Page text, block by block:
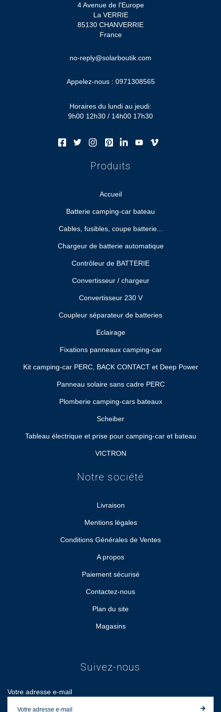
4 Avenue de l'Europe
La VERRIE
85130 CHANVERRIE
France
no-reply@solarboutik.com
Appelez-nous : 0971308565
Horaires du lundi au jeudi:
9h00 12h30 / 14h00 17h30
Produits
Accueil
Batterie camping-car bateau
Cables, fusibles, coupe batterie...
Chargeur de batterie automatique
Contrôleur de BATTERIE
Convertisseur / chargeur
Convertisseur 230 V
Coupleur séparateur de batteries
Eclairage
Fixations panneaux camping-car
Kit camping-car PERC, BACK CONTACT et Deep Power
Panneau solaire sans cadre PERC
Plomberie camping-cars bateaux
Scheiber
Tableau électrique et prise pour camping-car et bateau
VICTRON
Notre société
Livraison
Mentions légales
Conditions Générales de Ventes
A propos
Paiement sécurisé
Contactez-nous
Plan du site
Magasins
Suivez-nous
Votre adresse e-mail